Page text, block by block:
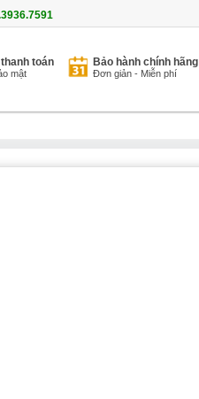
toán
mật
Bảo hành chính hãng
Đơn giản - Miễn phí